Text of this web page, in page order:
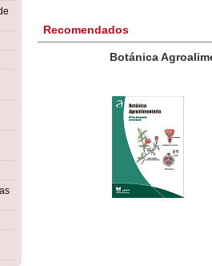
Recomendados
Botánica Agroalimentaria